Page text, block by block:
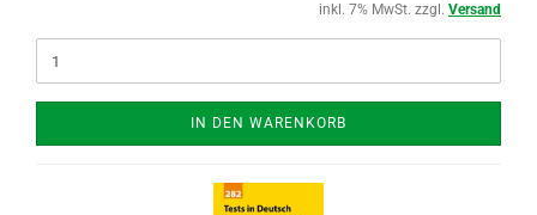
inkl. 7% MwSt. zzgl. Versand
IN DEN WARENKORB